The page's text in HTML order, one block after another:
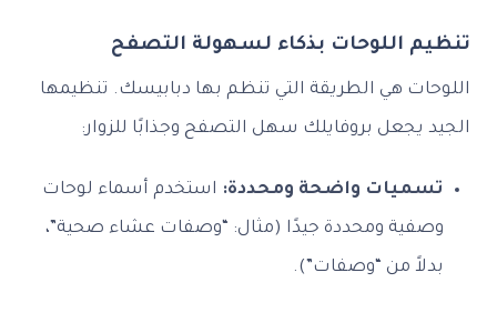
تنظيم اللوحات بذكاء لسهولة التصفح
اللوحات هي الطريقة التي تنظم بها دبابيسك. تنظيمها
الجيد يجعل بروفايلك سهل التصفح وجذابًا للزوار:
تسميات واضحة ومحددة: استخدم أسماء لوحات
وصفية ومحددة جيدًا (مثال: “وصفات عشاء صحية”،
بدلاً من “وصفات”).